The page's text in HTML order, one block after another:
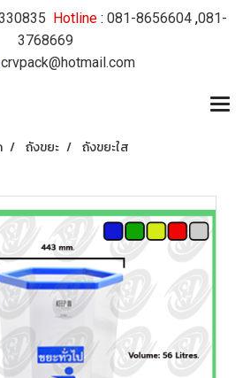
Hotline : 081-8656604 ,081-
3768669
crvpack@hotmail.com
ถังขยะ
ถังขยะใส